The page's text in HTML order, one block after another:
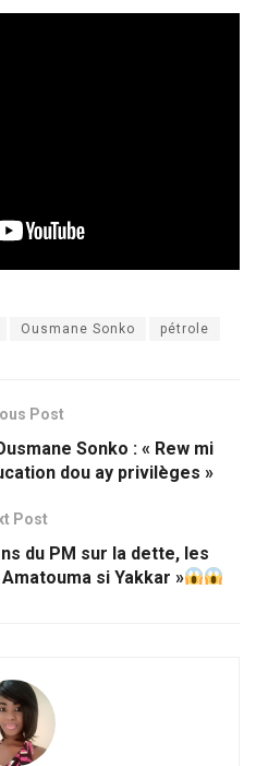
Ousmane Sonko pétrole
Post
Sonko : « Rew mi
dou ay privilèges »
Post
du PM sur la dette, les
si Yakkar »